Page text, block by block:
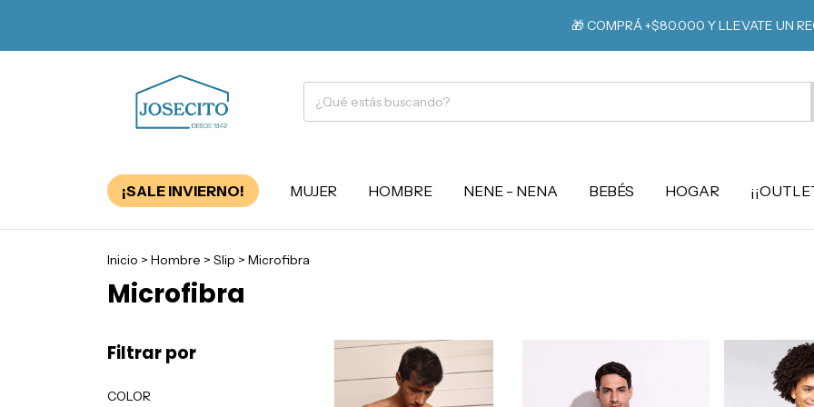
🎁 COMPRÁ +$80.000 Y LLEVATE UN REGALO
¡SALE INVIERNO! MUJER HOMBRE NENE - NENA BEBÉS HOGAR
Inicio > Hombre > Slip > Microfibra
Microfibra
Filtrar por
COLOR